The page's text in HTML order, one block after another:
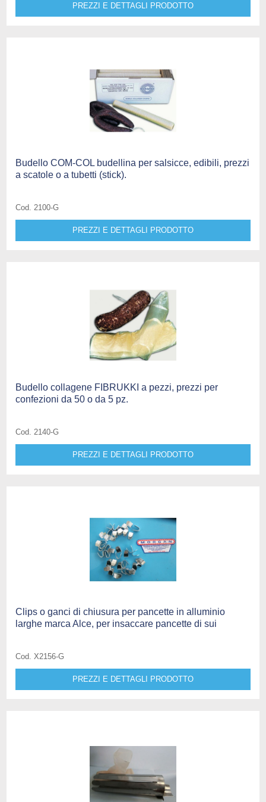
PREZZI E DETTAGLI PRODOTTO
Budello COM-COL budellina per salsicce, edibili, prezzi
a scatole o a tubetti (stick).
Cod. 2100-G
PREZZI E DETTAGLI PRODOTTO
Budello collagene FIBRUKKI a pezzi, prezzi per
confezioni da 50 o da 5 pz.
Cod. 2140-G
PREZZI E DETTAGLI PRODOTTO
Clips o ganci di chiusura per pancette in alluminio
larghe marca Alce, per insaccare pancette di sui
Cod. X2156-G
PREZZI E DETTAGLI PRODOTTO